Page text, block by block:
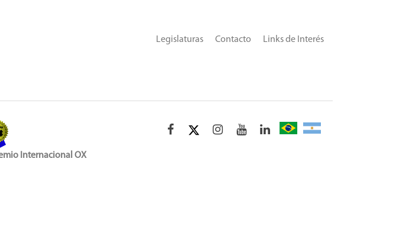
Links de Interés
Contacto
Legislaturas
Internacional OX